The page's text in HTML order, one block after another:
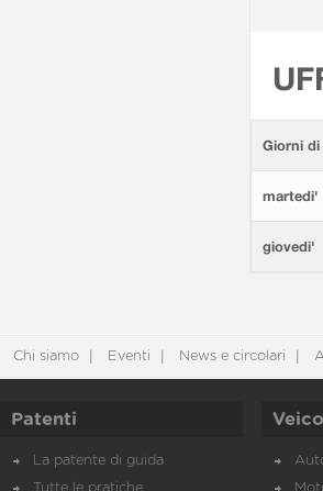
Giorni
martedi'
giovedi'
Chi siamo Eventi News e circolari
Patenti
La patente di guida